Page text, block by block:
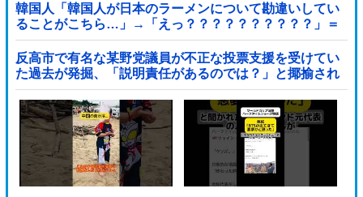
韓国人「韓国人が日本のラーメンについて勘違いしてい
ることがこちら…」→「えっ？？？？？？？？？？」＝
韓国の反応
反高市で有名な某野党議員が不正な投票支援を受けてい
た過去が発掘、「説明責任があるのでは？」と揶揄され
ており……他